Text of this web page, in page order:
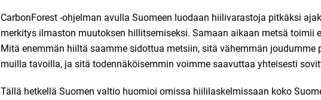
CarbonForest -ohjelman avulla Suomeen luodaan hiilivarastoja pitkäksi
merkitys ilmaston muutoksen hillitsemiseksi. Samaan aikaan metsä toimii
Mitä enemmän hiiltä saamme sidottua metsiin, sitä vähemmän
muilla tavoilla, ja sitä todennäköisemmin voimme saavuttaa yhteisesti
Tällä hetkellä Suomen valtio huomioi omissa hiililaskelmissaan koko